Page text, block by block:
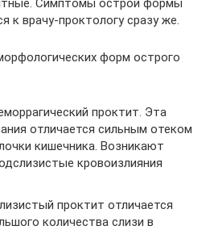
Симптомы острой формы
к врачу-проктологу сразу же.
форм острого
проктит. Эта
отличается сильным отеком
кишечника. Возникают
кровоизлияния
проктит отличается
количества слизи в